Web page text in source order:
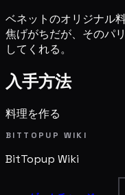
ベネットのオリジナル
焦げがちだが、そのパ
してくれる。
入手方法
料理を作る
BITTOPUP WIKI
BitTopup Wiki